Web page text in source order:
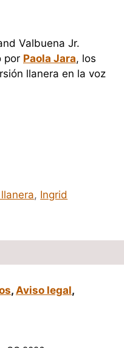
Valbuena Jr.
por Paola Jara, los
llanera en la voz
, Ingrid
, Aviso legal,